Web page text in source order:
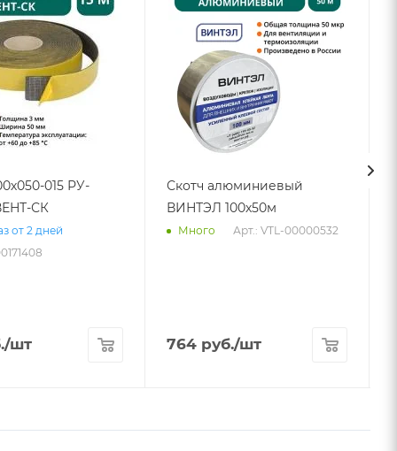
015 РУ-
СК
от 2 дней
/шт
Скотч алюминиевый
ВИНТЭЛ 100х50м
Много Арт.: VTL-00000532
764 руб./шт